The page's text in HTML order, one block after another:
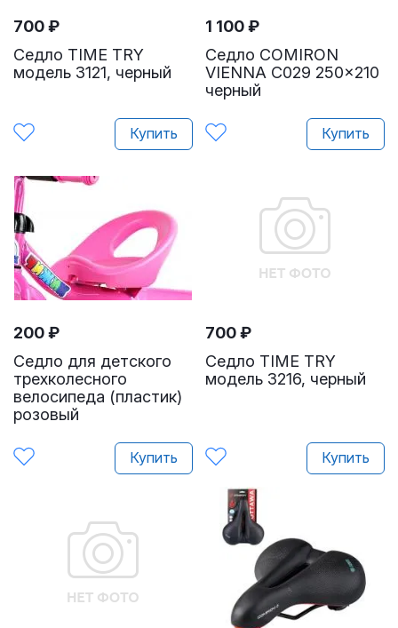
Седло TIME TRY
модель 3121, черный
700₽
Купить
Седло COMIRON
VIENNA C029 250x210
черный
1 100₽
Купить
Седло для детского
трехколесного
велосипеда (пластик)
розовый
200₽
Купить
Седло TIME TRY
модель 3216, черный
700₽
Купить